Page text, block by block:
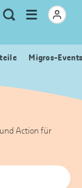
Meta
Navigation
Suche
Menu
öffnen
Migros-
Action für